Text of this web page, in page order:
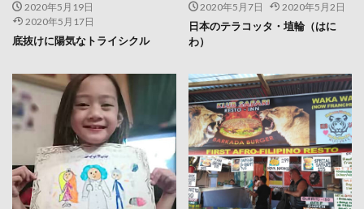
2020年5月19日
2020年5月17日
底抜けに陽気なトライシクル
2020年5月7日 2020年5月2日
日本のテラコッタ・埴輪（はに
わ）